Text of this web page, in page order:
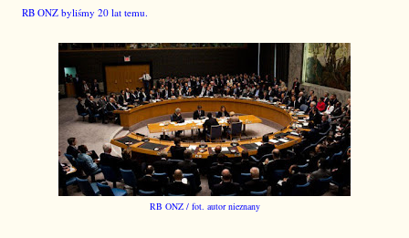
RB ONZ byliśmy 20 lat temu.
RB ONZ / fot. autor nieznany